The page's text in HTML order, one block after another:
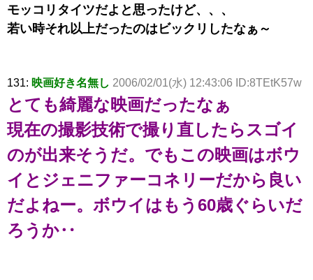
モッコリタイツだよと思ったけど、、、
若い時それ以上だったのはビックリしたなぁ～
131: 映画好き名無し 2006/02/01(水) 12:43:06 ID:8TEtK57w
とても綺麗な映画だったなぁ
現在の撮影技術で撮り直したらスゴイ
のが出来そうだ。でもこの映画はボウ
イとジェニファーコネリーだから良い
だよねー。ボウイはもう60歳ぐらいだ
ろうか‥